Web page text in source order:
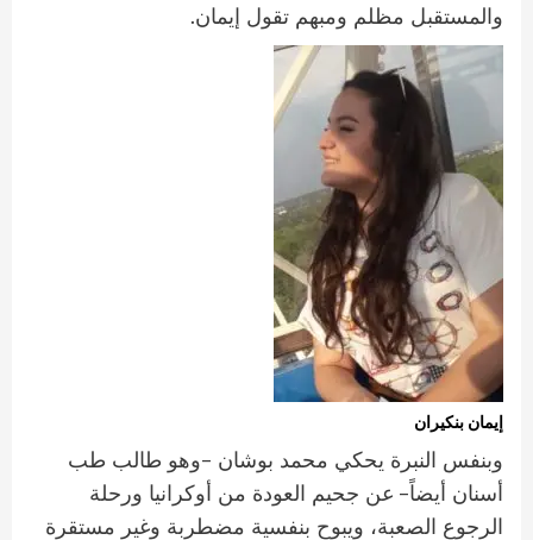
والمستقبل مظلم ومبهم تقول إيمان.
إيمان بنكيران
وبنفس النبرة يحكي محمد بوشان –وهو طالب طب
أسنان أيضاً– عن جحيم العودة من أوكرانيا ورحلة
الرجوع الصعبة، ويبوح بنفسية مضطربة وغير مستقرة